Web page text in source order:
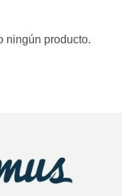
ningún producto.